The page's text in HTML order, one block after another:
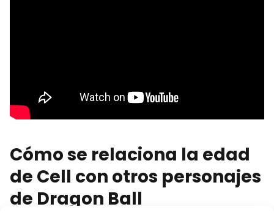
Cómo se relaciona la edad
de Cell con otros personajes
de Dragon Ball